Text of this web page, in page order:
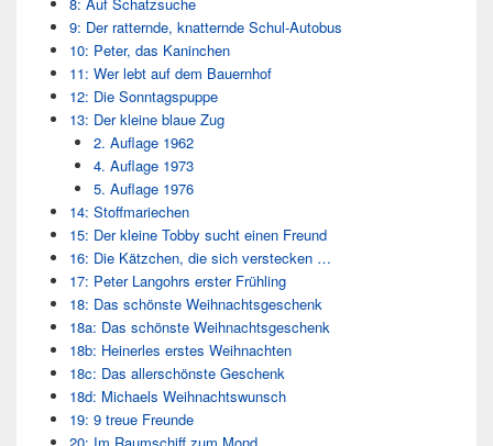
9: Der ratternde, knatternde Schul-Autobus
10: Peter, das Kaninchen
11: Wer lebt auf dem Bauernhof
12: Die Sonntagspuppe
13: Der kleine blaue Zug
2. Auflage 1962
4. Auflage 1973
5. Auflage 1976
14: Stoffmariechen
15: Der kleine Tobby sucht einen Freund
16: Die Kätzchen, die sich verstecken …
17: Peter Langohrs erster Frühling
18: Das schönste Weihnachtsgeschenk
18a: Das schönste Weihnachtsgeschenk
18b: Heinerles erstes Weihnachten
18c: Das allerschönste Geschenk
18d: Michaels Weihnachtswunsch
19: 9 treue Freunde